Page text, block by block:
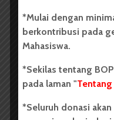
Dark Mode |
Oleh: Syarifah Sarah
Redaksi 2 menit
*Mulai dengan
berkontribusi pada
Mahasiswa.
*Sekilas tentang
pada laman "Tentang
*Seluruh donasi